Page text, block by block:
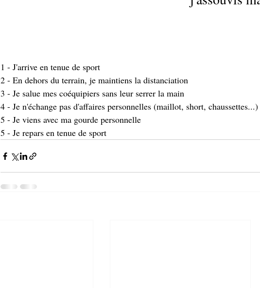
1 - J'arrive en tenue de sport
2 - En dehors du terrain, je maintiens la distanciation
3 - Je salue mes coéquipiers sans leur serrer la main
4 - Je n'échange pas d'affaires personnelles (maillot, short, chaussettes...)
5 - Je viens avec ma gourde personnelle
5 - Je repars en tenue de sport